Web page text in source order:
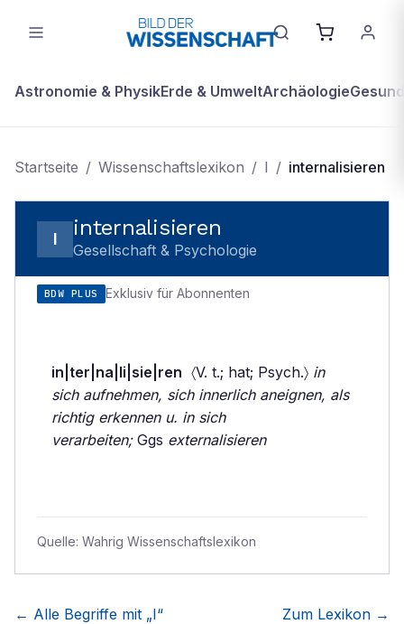
Astronomie & PhysikErde & UmweltArchäologie
Startseite / Wissenschaftslexikon / I / internalisieren
I internalisieren
Gesellschaft & Psychologie
BDW PLUS Exklusiv für Abonnenten
in|ter|na|li|sie|ren 〈V. t.; hat; Psych.〉 in
sich aufnehmen, sich innerlich aneignen, als
richtig erkennen u. in sich
verarbeiten;Ggs externalisieren
Quelle: Wahrig Wissenschaftslexikon
← Alle Begriffe mit „I“ Zum Lexikon →